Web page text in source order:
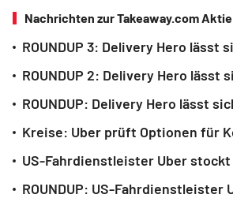
Nachrichten zur Takeaway.com Aktie